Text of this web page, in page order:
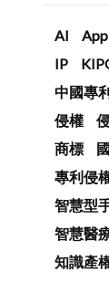
AI
IP
中國專
侵權
商標
專利侵
智慧型
智慧醫
知識產